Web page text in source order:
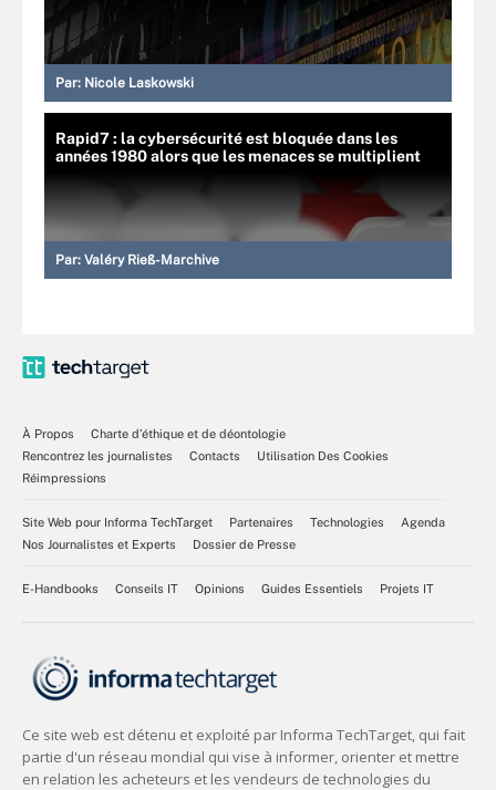
Par: Nicole Laskowski
Rapid7 : la cybersécurité est bloquée dans les
années 1980 alors que les menaces se multiplient
Par: Valéry Rieß-Marchive
À Propos
Charte d’éthique et de déontologie
Rencontrez les journalistes
Contacts
Utilisation Des Cookies
Réimpressions
Site Web pour Informa TechTarget Partenaires Technologies
Agenda
Nos Journalistes et Experts
Dossier de Presse
E-Handbooks Conseils IT Opinions Guides Essentiels Projets IT